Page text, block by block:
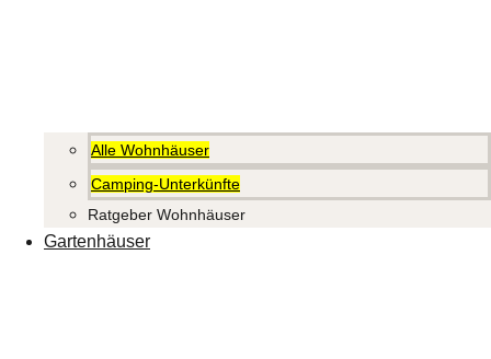
Alle Wohnhäuser
Camping-Unterkünfte
Ratgeber Wohnhäuser
Gartenhäuser